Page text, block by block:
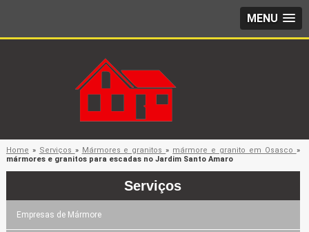
MENU
Home » Serviços » Mármores e granitos» mármore e granito em Osasco »
mármores e granitos para escadas no Jardim Santo Amaro
Serviços
Empresas de Mármore